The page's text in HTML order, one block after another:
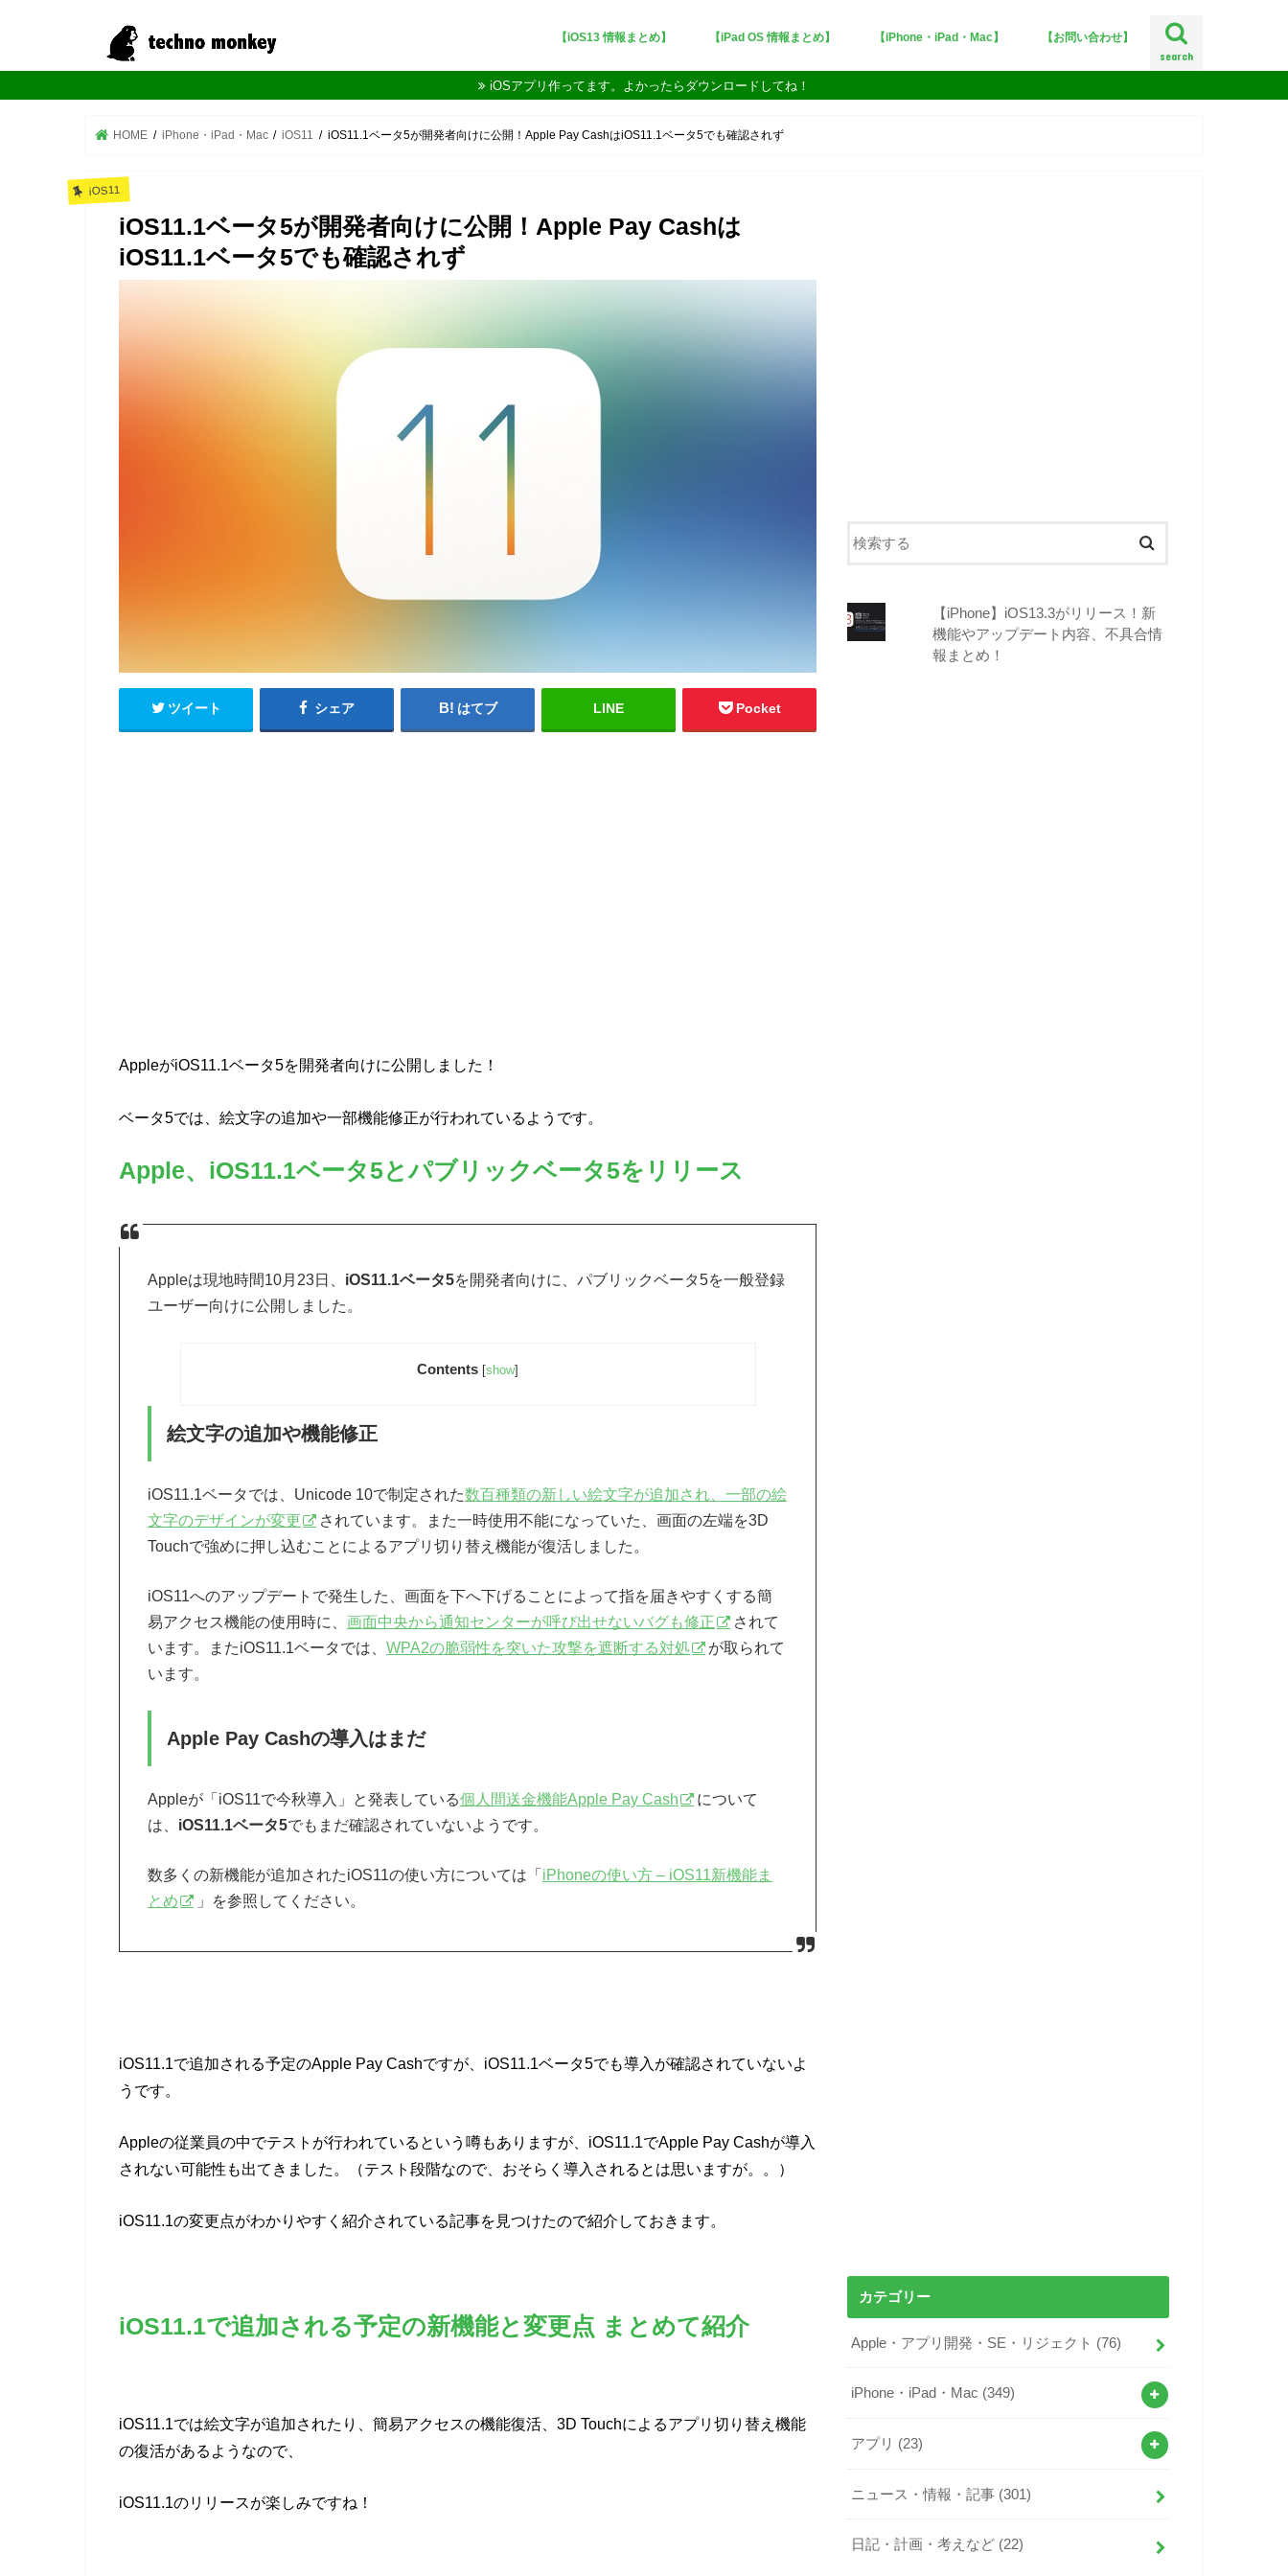
search
【iOS13 情報まとめ】 【iPad OS 情報まとめ】 【iPhone・iPad・Mac】
iPhoneX
iOS12
iOS11
【お問い合わせ】
iOSアプリ作ってます。よかったらダウンロードしてね！
HOME iPhone・iPad・Mac iOS11 iOS11.1ベータ5が開発者向けに公開！Apple Pay CashはiOS11.1ベータ5でも確認されず
iOS11
iOS11.1ベータ5が開発者向けに公開！Apple Pay Cashは
iOS11.1ベータ5でも確認されず
ツイート シェア はてブ LINE Pocket
AppleがiOS11.1ベータ5を開発者向けに公開しました！
ベータ5では、絵文字の追加や一部機能修正が行われているようです。
Apple、iOS11.1ベータ5とパブリックベータ5をリリース
Appleは現地時間10月23日、 iOS11.1ベータ5を開発者向けに、パブリックベータ5を一般登録
ユーザー向けに公開しました。
Contents [show]
絵文字の追加や機能修正
iOS11.1ベータでは、Unicode 10で制定された数百種類の新しい絵文字が追加され、一部の絵
文字のデザインが変更
されています。また一時使用不能になっていた、画面の左端を3D
Touchで強めに押し込むことによるアプリ切り替え機能が復活しました。
iOS11へのアップデートで発生した、画面を下へ下げることによって指を届きやすくする簡
易アクセス機能の使用時に、画面中央から通知センターが呼び出せないバグも修正
されて
います。またiOS11.1ベータでは、WPA2の脆弱性を突いた攻撃を遮断する対処
が取られて
います。
Apple Pay Cashの導入はまだ
Appleが「iOS11で今秋導入」と発表している個人間送金機能Apple Pay Cash
について
は、 iOS11.1ベータ5でもまだ確認されていないようです。
数多くの新機能が追加されたiOS11の使い方については「 iPhoneの使い方 – iOS11新機能ま
とめ
」を参照してください。
iOS11.1で追加される予定のApple Pay Cashですが、iOS11.1ベータ5でも導入が確認されていないよ
うです。
Appleの従業員の中でテストが行われているという噂もありますが、iOS11.1でApple Pay Cashが導入
されない可能性も出てきました。（テスト段階なので、おそらく導入されるとは思いますが。。）
iOS11.1の変更点がわかりやすく紹介されている記事を見つけたので紹介しておきます。
iOS11.1で追加される予定の新機能と変更点 まとめて紹介
iOS11.1では絵文字が追加されたり、簡易アクセスの機能復活、3D Touchによるアプリ切り替え機能
の復活があるようなので、
iOS11.1のリリースが楽しみですね！
【iPhone】iOS13.3がリリース！新
機能やアップデート内容、不具合情
報まとめ！
カテゴリー
Apple・アプリ開発・SE・リジェクト (76)
iPhone・iPad・Mac (349)
アプリ (23)
ニュース・情報・記事 (301)
日記・計画・考えなど (22)